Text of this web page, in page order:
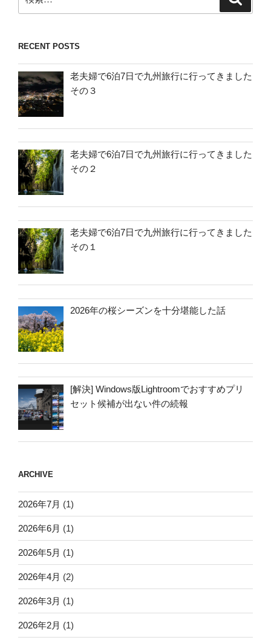
索:
RECENT POSTS
老夫婦で6泊7日で九州旅行に行ってきました
その３
老夫婦で6泊7日で九州旅行に行ってきました
その２
老夫婦で6泊7日で九州旅行に行ってきました
その１
2026年の桜シーズンを十分堪能した話
[解決] Windows版Lightroomでおすすめプリ
セット候補が出ない件の続報
ARCHIVE
2026年7月 (1)
2026年6月 (1)
2026年5月 (1)
2026年4月 (2)
2026年3月 (1)
2026年2月 (1)